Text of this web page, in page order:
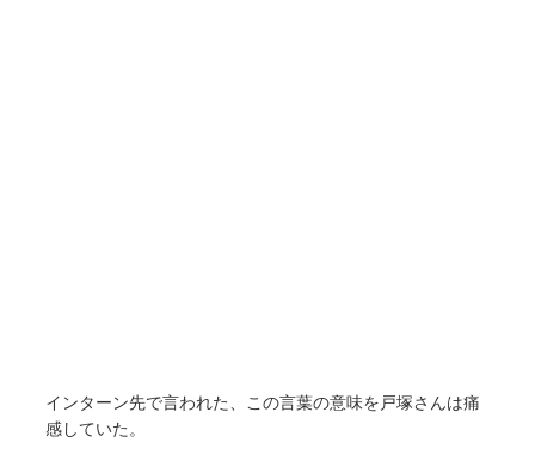
インターン先で言われた、この言葉の意味を戸塚さんは痛
感していた。